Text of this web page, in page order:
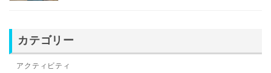
カテゴリー
アクティビティ